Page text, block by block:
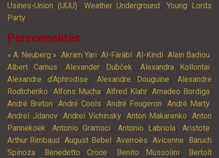
Usines-Union (UUU), Weather Underground ,Young Lords
Party,
Personnalités
« A. Neuberg », Akram Yari, Al-Fârâbî, Al-Kindi, Alain Badiou,
Albert Camus,Alexander Dubček, Alexandra Kollontai,
Alexandre d’Aphrodise, Alexandre Douguine, Alexandre
Rodtchenko, Alfons Mucha,Alfred Klahr,Amadeo Bordiga,
André Breton, André Cools, André Fougeron, André Marty,
Andreï Jdanov, Andreï Vichinsky, Anton Makarenko, Anton
Pannekoek,Antonio Gramsci, Antonio Labriola,Aristote,
Arthur Rimbaud ,August Bebel , Averroès, Avicenne, Baruch
Spinoza, Benedetto Croce, Benito Mussolini,
Bertolt